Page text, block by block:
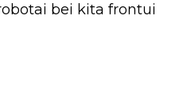
bei kita frontui